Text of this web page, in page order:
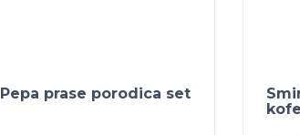
Pepa prase porodica set